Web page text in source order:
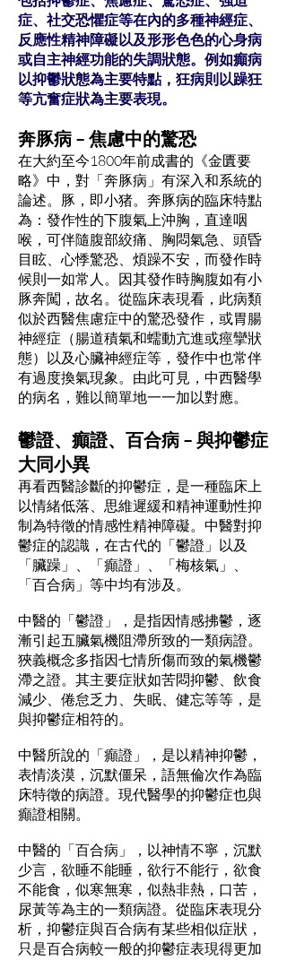
症、社交恐懼症等在內的多種神經症、
反應性精神障礙以及形形色色的心身病
或自主神經功能的失調狀態。例如癲病
以抑鬱狀態為主要特點，狂病則以躁狂
等亢奮症狀為主要表現。
奔豚病 – 焦慮中的驚恐
在大約至今1800年前成書的《金匱要
略》中，對「奔豚病」有深入和系統的
論述。豚，即小猪。奔豚病的臨床特點
為：發作性的下腹氣上沖胸，直達咽
喉，可伴隨腹部絞痛、胸悶氣急、頭昏
目眩、心悸驚恐、煩躁不安，而發作時
候則一如常人。因其發作時胸腹如有小
豚奔闖，故名。從臨床表現看，此病類
似於西醫焦慮症中的驚恐發作，或胃腸
神經症（腸道積氣和蠕動亢進或痙攣狀
態）以及心臟神經症等，發作中也常伴
有過度換氣現象。由此可見，中西醫學
的病名，難以簡單地一一加以對應。
鬱證、癲證、百合病 – 與抑鬱症
大同小異
再看西醫診斷的抑鬱症，是一種臨床上
以情緒低落、思維遲緩和精神運動性抑
制為特徵的情感性精神障礙。中醫對抑
鬱症的認識，在古代的「鬱證」以及
「臟躁」、「癲證」、「梅核氣」、
「百合病」等中均有涉及。
中醫的「鬱證」，是指因情感拂鬱，逐
漸引起五臟氣機阻滯所致的一類病證。
狹義概念多指因七情所傷而致的氣機鬱
滯之證。其主要症狀如苦悶抑鬱、飲食
減少、倦怠乏力、失眠、健忘等等，是
與抑鬱症相符的。
中醫所說的「癲證」，是以精神抑鬱，
表情淡漠，沉默僵呆，語無倫次作為臨
床特徵的病證。現代醫學的抑鬱症也與
癲證相關。
中醫的「百合病」，以神情不寧，沉默
少言，欲睡不能睡，欲行不能行，欲食
不能食，似寒無寒，似熱非熱，口苦，
尿黃等為主的一類病證。從臨床表現分
析，抑鬱症與百合病有某些相似症狀，
只是百合病較一般的抑鬱症表現得更加